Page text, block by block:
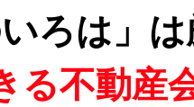
いろは」
る不動産